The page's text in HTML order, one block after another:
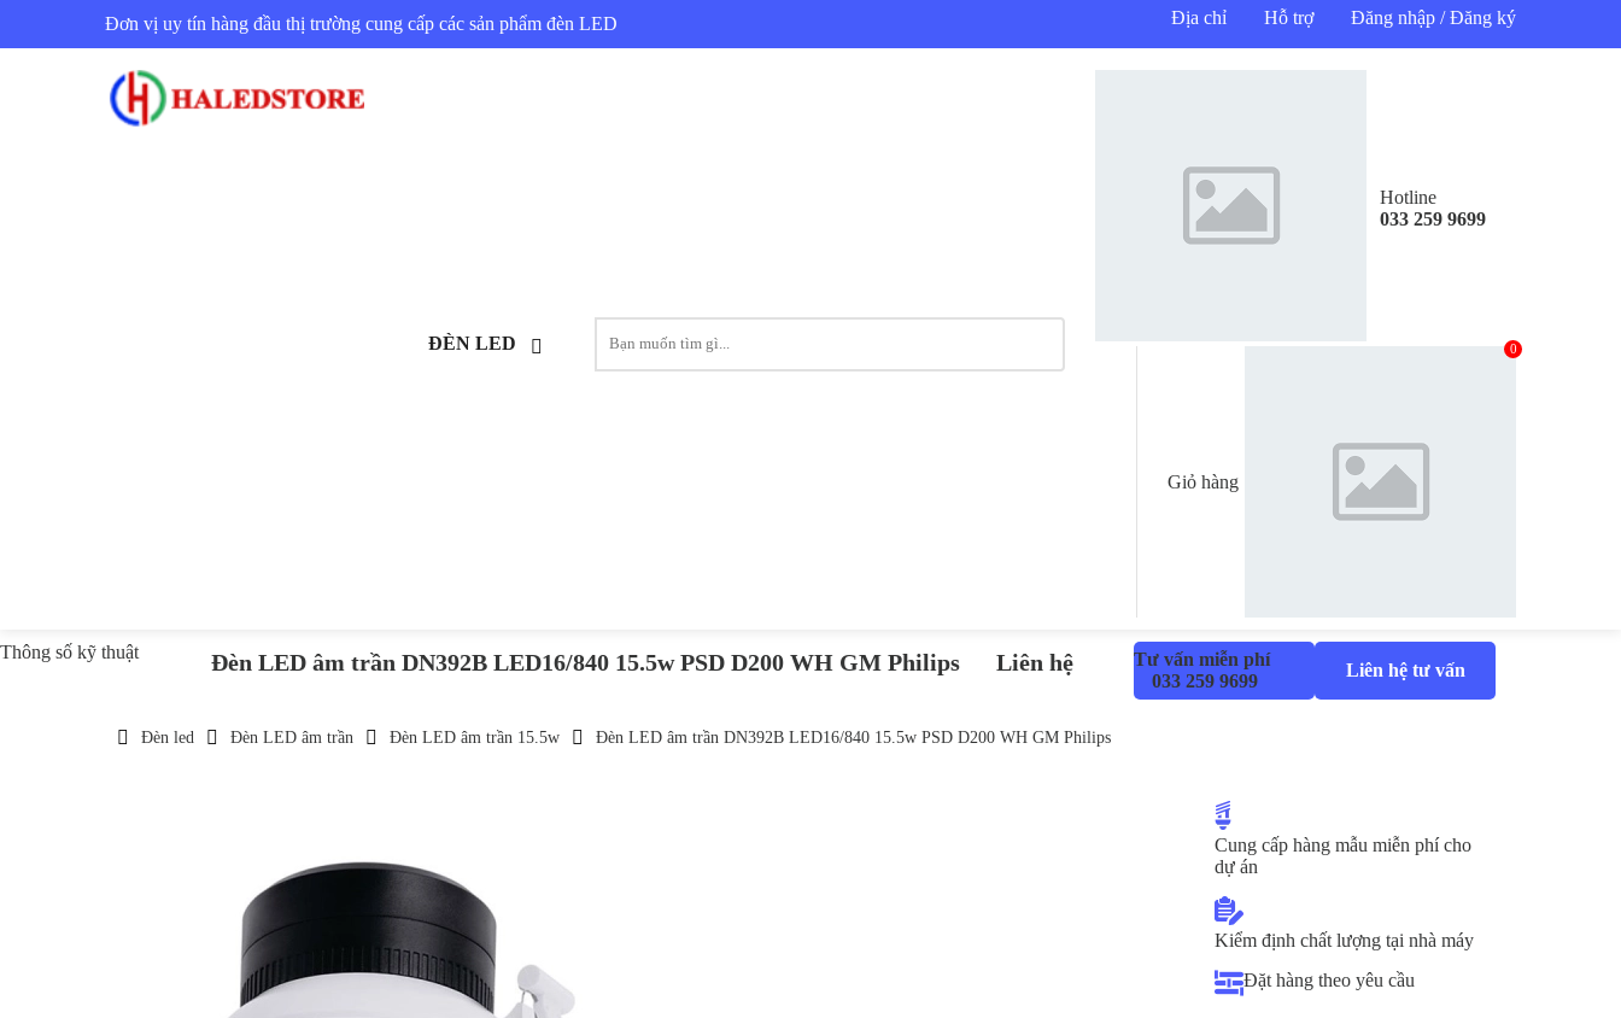
Đơn vị uy tín hàng đầu thị trường cung cấp các sản phẩm đèn LED Địa chỉ Hỗ trợ Đăng nhập / Đăng ký
ĐÈN LED
Hotline
033 259 9699
Giỏ hàng
0
Thông số kỹ thuật Đèn LED âm trần DN392B LED16/840 15.5w PSD D200 WH GM Philips Liên hệ
Tư vấn miễn phí
033 259 9699
Liên hệ tư vấn
Đèn led Đèn LED âm trần Đèn LED âm trần 15.5w Đèn LED âm trần DN392B LED16/840 15.5w PSD D200 WH GM Philips
Cung cấp hàng mẫu miễn phí cho
dự án
Kiểm định chất lượng tại nhà máy
Đặt hàng theo yêu cầu